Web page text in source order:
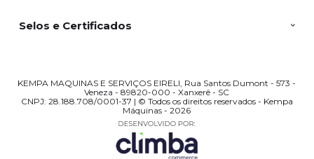
Selos e Certificados
KEMPA MAQUINAS E SERVIÇOS EIRELI, Rua Santos Dumont - 573 -
Veneza - 89820-000 - Xanxerê - SC
CNPJ: 28.188.708/0001-37 | © Todos os direitos reservados - Kempa
Máquinas - 2026